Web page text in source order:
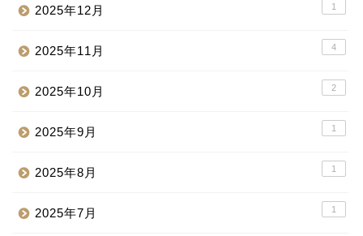
2025年12月 1
2025年11月 4
2025年10月 2
2025年9月 1
2025年8月 1
2025年7月 1